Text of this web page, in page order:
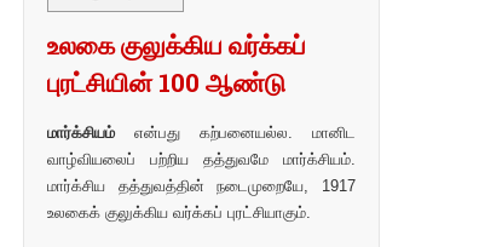
உலகை குலுக்கிய வர்க்கப்
புரட்சியின் 100 ஆண்டு
மார்க்சியம் என்பது கற்பனையல்ல. மானிட
வாழ்வியலைப் பற்றிய தத்துவமே மார்க்சியம்.
மார்க்சிய தத்துவத்தின் நடைமுறையே, 1917
உலகைக் குலுக்கிய வர்க்கப் புரட்சியாகும்.